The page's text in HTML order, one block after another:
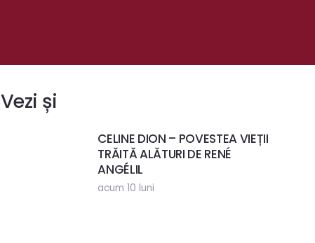
Vezi și
CELINE DION – POVESTEA VIEȚII
TRĂITĂ ALĂTURI DE RENÉ
ANGÉLIL
acum 10 luni